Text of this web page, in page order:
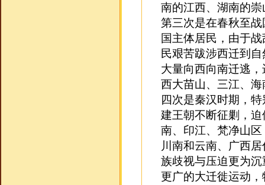
南的江西、湖南的崇
第三次是在春秋至战
国主体居民，由于
民艰苦跋涉西迁到
大量向西向南迁逃
西大苗山、三江、海
四次是秦汉时期，
建王朝不断征剿，迫
南、印江、梵净山
川南和云南、广西
族歧视与压迫更为
更广的大迁徙运动